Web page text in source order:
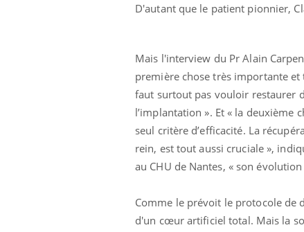
D'autant que le patient pionnier,
Mais l'interview du Pr Alain
première chose très importante et
faut surtout pas vouloir restaurer
l’implantation ». Et « la deuxième
seul critère d’efficacité. La
rein, est tout aussi cruciale »,
au CHU de Nantes, « son
Comme le prévoit le protocole de
d'un cœur artificiel total. Mais la